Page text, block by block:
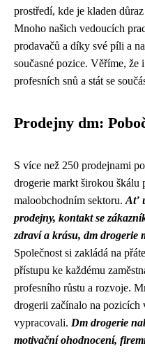
prostředí, kde je kladen
Mnoho našich vedoucích
prodavačů a díky své píli a
současné pozice. Věříme, že
profesních snů a stát se
Prodejny dm:
S více než 250 prodejnami
drogerie markt širokou škálu
maloobchodním sektoru. Ať
prodejny, kontakt se
zdraví a krásu, dm drogerie
Společnost si zakládá na
přístupu ke každému
profesního růstu a rozvoje.
drogerii začínalo na pozicích
vypracovali. Dm drogerie
motivační ohodnocení,